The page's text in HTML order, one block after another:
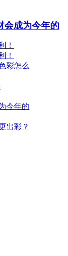
会成为今年的
！
！
彩怎么
今年的
出彩？